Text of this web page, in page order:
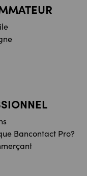
Bancontact Pro?